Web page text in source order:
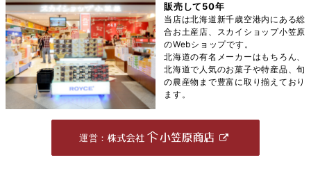
販売して50年
当店は北海道新千歳空港内にある総
合お土産店、スカイショップ小笠原
のWebショップです。
北海道の有名メーカーはもちろん、
北海道で人気のお菓子や特産品、旬
の農産物まで豊富に取り揃えており
ます。
運営：